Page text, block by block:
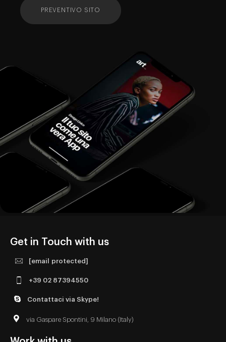
PREVENTIVO SITO
Get in Touch with us
[email protected]
+39 02 87394550
Contattaci via Skype!
via Gaspare Spontini, 9 Milano (Italy)